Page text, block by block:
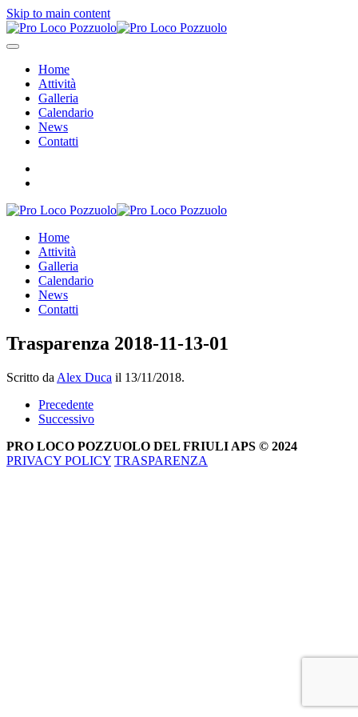
Skip to main content
Home
Attività
Galleria
Calendario
News
Contatti
Home
Attività
Galleria
Calendario
News
Contatti
Trasparenza 2018-11-13-01
Scritto da Alex Duca il 13/11/2018.
Precedente
Successivo
PRO LOCO POZZUOLO DEL FRIULI APS © 2024
PRIVACY POLICY TRASPARENZA